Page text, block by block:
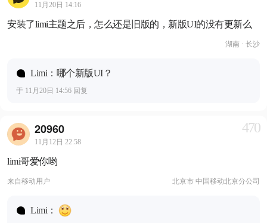
11月20日 14:16
安装了limi主题之后，怎么还是旧版的，新版UI的没有更新么
湖南 · 长沙
Limi：哪个新版UI？
于 11月20日 14:56 回复
20960
11月12日 22:58
470
limi哥爱你哟
来自移动用户 北京市 中国移动北京分公司
Limi：